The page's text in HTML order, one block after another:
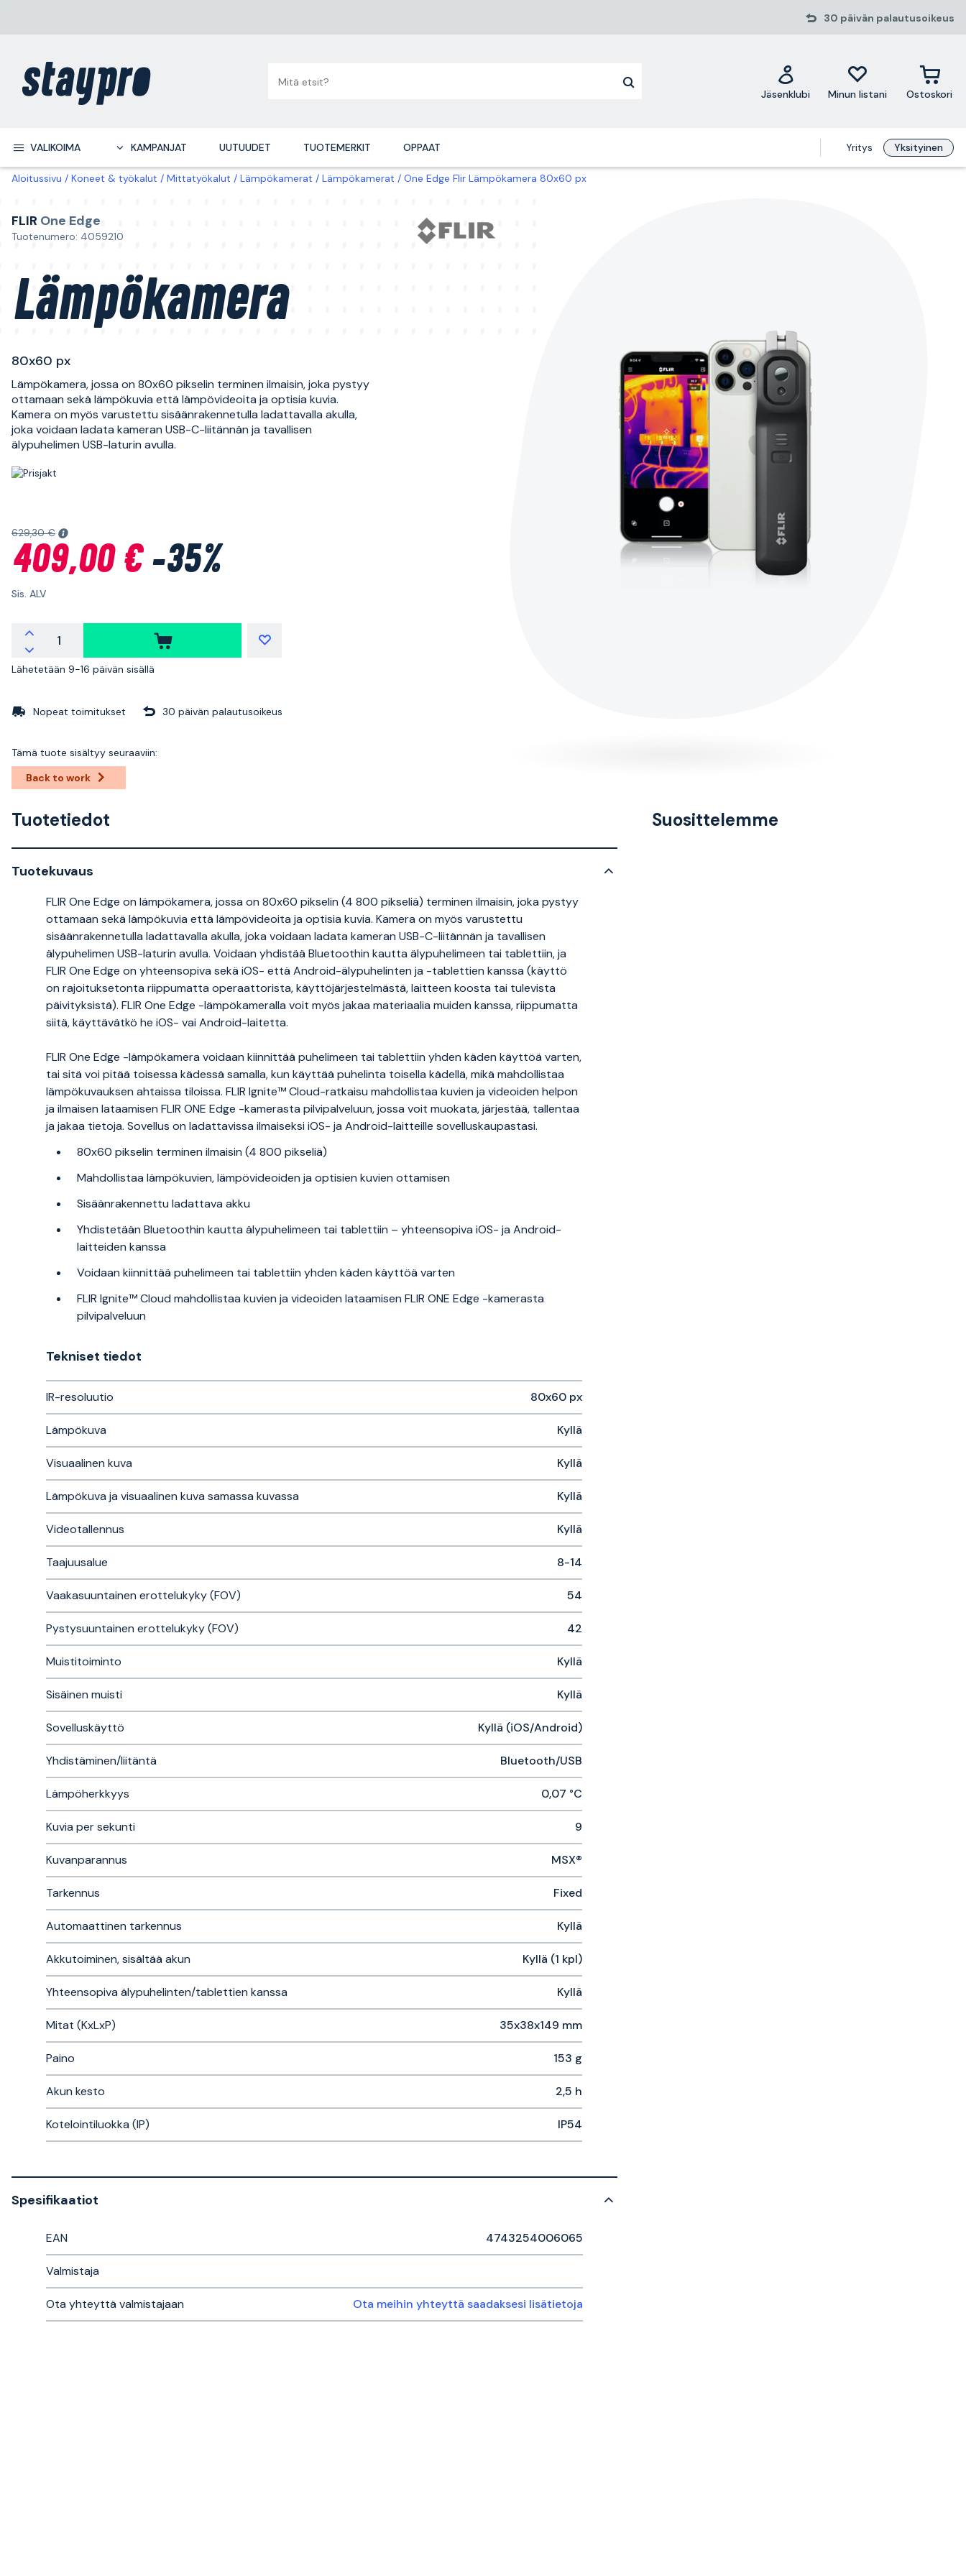
30 päivän palautusoikeus
Jäsenklubi Minun listani Ostoskori
VALIKOIMA KAMPANJAT UUTUUDET TUOTEMERKIT OPPAAT Yritys Yksityinen
Aloitussivu Koneet & työkalut Mittatyökalut Lämpökamerat Lämpökamerat One Edge Flir Lämpökamera 80x60 px
FLIR One Edge
Tuotenumero: 4059210
Lämpökamera
80x60 px
Lämpökamera, jossa on 80x60 pikselin terminen ilmaisin, joka pystyy
ottamaan sekä lämpökuvia että lämpövideoita ja optisia kuvia.
Kamera on myös varustettu sisäänrakennetulla ladattavalla akulla,
joka voidaan ladata kameran USB-C-liitännän ja tavallisen
älypuhelimen USB-laturin avulla.
629,30 €
409,00 €-35%
Sis. ALV
Lähetetään 9-16 päivän sisällä
Nopeat toimitukset 30 päivän palautusoikeus
Tämä tuote sisältyy seuraaviin:
Back to work
Tuotetiedot
Tuotekuvaus
FLIR One Edge on lämpökamera, jossa on 80x60 pikselin (4 800 pikseliä) terminen ilmaisin, joka pystyy
ottamaan sekä lämpökuvia että lämpövideoita ja optisia kuvia. Kamera on myös varustettu
sisäänrakennetulla ladattavalla akulla, joka voidaan ladata kameran USB-C-liitännän ja tavallisen
älypuhelimen USB-laturin avulla. Voidaan yhdistää Bluetoothin kautta älypuhelimeen tai tablettiin, ja
FLIR One Edge on yhteensopiva sekä iOS- että Android-älypuhelinten ja -tablettien kanssa (käyttö
on rajoituksetonta riippumatta operaattorista, käyttöjärjestelmästä, laitteen koosta tai tulevista
päivityksistä). FLIR One Edge -lämpökameralla voit myös jakaa materiaalia muiden kanssa, riippumatta
siitä, käyttävätkö he iOS- vai Android-laitetta.
FLIR One Edge -lämpökamera voidaan kiinnittää puhelimeen tai tablettiin yhden käden käyttöä varten,
tai sitä voi pitää toisessa kädessä samalla, kun käyttää puhelinta toisella kädellä, mikä mahdollistaa
lämpökuvauksen ahtaissa tiloissa. FLIR Ignite™ Cloud-ratkaisu mahdollistaa kuvien ja videoiden helpon
ja ilmaisen lataamisen FLIR ONE Edge -kamerasta pilvipalveluun, jossa voit muokata, järjestää, tallentaa
ja jakaa tietoja. Sovellus on ladattavissa ilmaiseksi iOS- ja Android-laitteille sovelluskaupastasi.
80x60 pikselin terminen ilmaisin (4 800 pikseliä)
Mahdollistaa lämpökuvien, lämpövideoiden ja optisien kuvien ottamisen
Sisäänrakennettu ladattava akku
Yhdistetään Bluetoothin kautta älypuhelimeen tai tablettiin – yhteensopiva iOS- ja Android-
laitteiden kanssa
Voidaan kiinnittää puhelimeen tai tablettiin yhden käden käyttöä varten
FLIR Ignite™ Cloud mahdollistaa kuvien ja videoiden lataamisen FLIR ONE Edge -kamerasta
pilvipalveluun
Tekniset tiedot
IR-resoluutio 80x60 px
Lämpökuva Kyllä
Visuaalinen kuva Kyllä
Lämpökuva ja visuaalinen kuva samassa kuvassa Kyllä
Videotallennus Kyllä
Taajuusalue 8-14
Vaakasuuntainen erottelukyky (FOV) 54
Pystysuuntainen erottelukyky (FOV) 42
Muistitoiminto Kyllä
Sisäinen muisti Kyllä
Sovelluskäyttö Kyllä (iOS/Android)
Yhdistäminen/liitäntä Bluetooth/USB
Lämpöherkkyys 0,07 °C
Kuvia per sekunti 9
Kuvanparannus MSX®
Tarkennus Fixed
Automaattinen tarkennus Kyllä
Akkutoiminen, sisältää akun Kyllä (1 kpl)
Yhteensopiva älypuhelinten/tablettien kanssa Kyllä
Mitat (KxLxP) 35x38x149 mm
Paino 153 g
Akun kesto 2,5 h
Kotelointiluokka (IP) IP54
Spesifikaatiot
EAN 4743254006065
Valmistaja
Ota yhteyttä valmistajaan Ota meihin yhteyttä saadaksesi lisätietoja
Suosittelemme